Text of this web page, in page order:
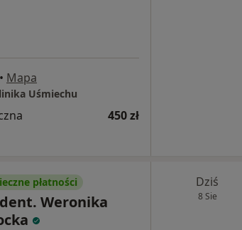
• Mapa
Uśmiechu
450 zł
płatności
Weronika
Dziś
8 Sie